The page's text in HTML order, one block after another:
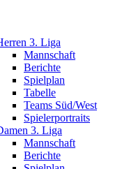
3. Liga
Mannschaft
Berichte
Spielplan
Tabelle
Teams Süd/West
Spielerportraits
3. Liga
Mannschaft
Berichte